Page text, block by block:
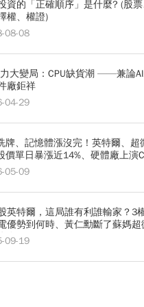
資的「正確順序」是什麼? (股票
權、權證)
08-08
大變局：CPU缺貨潮 ——兼論
廠鉅祥
04-29
牌、記憶體漲沒完！英特爾、超
價單日暴漲近14%、硬體廠上演
05-09
英特爾，這局誰有利誰輸家？3
優勢到何時、黃仁勳斷了蘇媽超
路？
09-19